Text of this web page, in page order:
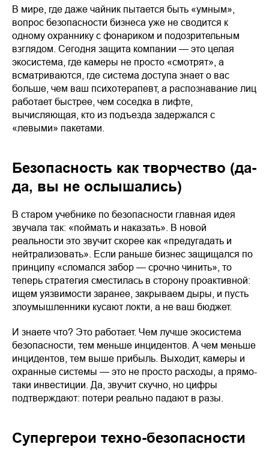
В мире, где даже чайник пытается быть «умным»,
вопрос безопасности бизнеса уже не сводится к
одному охраннику с фонариком и подозрительным
взглядом. Сегодня защита компании — это целая
экосистема, где камеры не просто «смотрят», а
всматриваются, где система доступа знает о вас
больше, чем ваш психотерапевт, а распознавание лиц
работает быстрее, чем соседка в лифте,
вычисляющая, кто из подъезда задержался с
«левыми» пакетами.
Безопасность как творчество (да-
да, вы не ослышались)
В старом учебнике по безопасности главная идея
звучала так: «поймать и наказать». В новой
реальности это звучит скорее как «предугадать и
нейтрализовать». Если раньше бизнес защищался по
принципу «сломался забор — срочно чинить», то
теперь стратегия сместилась в сторону проактивной:
ищем уязвимости заранее, закрываем дыры, и пусть
злоумышленники кусают локти, а не ваш бюджет.
И знаете что? Это работает. Чем лучше экосистема
безопасности, тем меньше инцидентов. А чем меньше
инцидентов, тем выше прибыль. Выходит, камеры и
охранные системы — это не просто расходы, а прямо-
таки инвестиции. Да, звучит скучно, но цифры
подтверждают: потери реально падают в разы.
Супергерои техно-безопасности